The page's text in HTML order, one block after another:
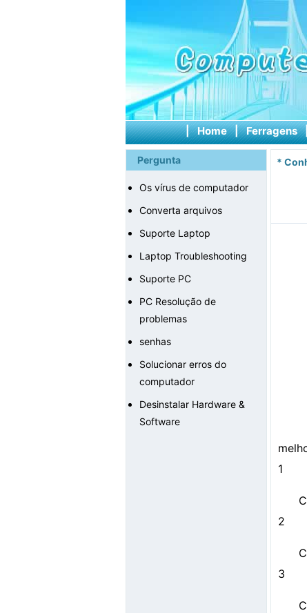
| Home | Ferragens
Pergunta
Os vírus de computador
Converta arquivos
Suporte Laptop
Laptop Troubleshooting
Suporte PC
PC Resolução de
problemas
senhas
Solucionar erros do
computador
Desinstalar Hardware &
Software
*
1
2
3